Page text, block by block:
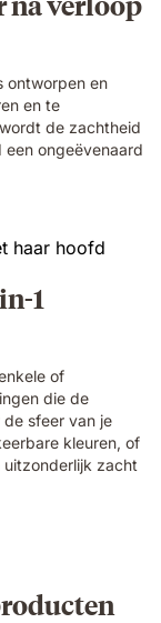
ontworpen en
en te
de zachtheid
ongeëvenaard
1
of
die de
sfeer van je
kleuren, of
zacht